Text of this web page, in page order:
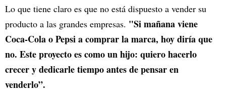
Lo que tiene claro es que no está dispuesto a vender su
producto a las grandes empresas. "Si mañana viene
Coca-Cola o Pepsi a comprar la marca, hoy diría que
no. Este proyecto es como un hijo: quiero hacerlo
crecer y dedicarle tiempo antes de pensar en
venderlo”.